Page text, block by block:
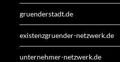
gruenderstadt.de
existenzgruender-netzwerk.de
unternehmer-netzwerk.de